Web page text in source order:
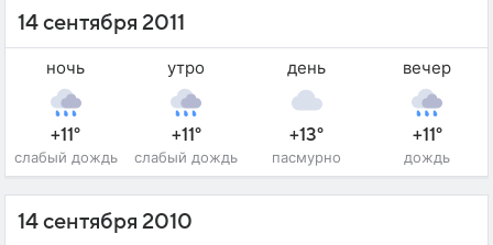
14 сентября 2011
ночь
+11°
слабый дождь
утро
+11°
слабый дождь
день
+13°
пасмурно
вечер
+11°
дождь
14 сентября 2010